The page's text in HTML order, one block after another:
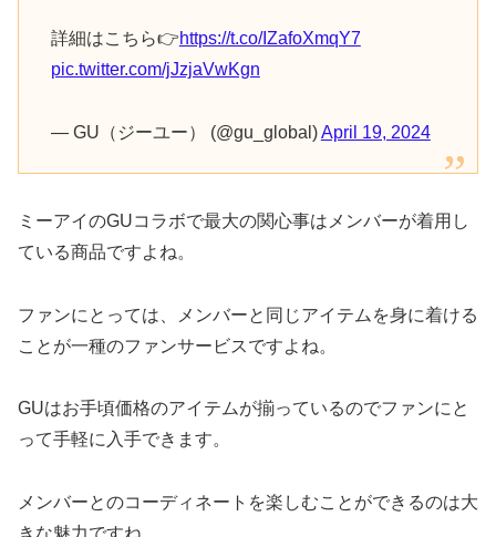
詳細はこちら👉https://t.co/IZafoXmqY7
pic.twitter.com/jJzjaVwKgn
— GU（ジーユー） (@gu_global)April 19, 2024
ミーアイのGUコラボで最大の関心事はメンバーが着用し
ている商品ですよね。
ファンにとっては、メンバーと同じアイテムを身に着ける
ことが一種のファンサービスですよね。
GUはお手頃価格のアイテムが揃っているのでファンにと
って手軽に入手できます。
メンバーとのコーディネートを楽しむことができるのは大